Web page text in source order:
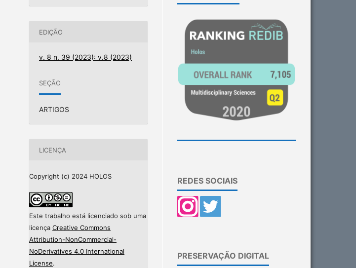
EDIÇÃO
v. 8 n. 39 (2023): v.8 (2023)
SEÇÃO
ARTIGOS
LICENÇA
Copyright (c) 2024 HOLOS
Este trabalho está licenciado sob uma
licença Creative Commons
Attribution-NonCommercial-
NoDerivatives 4.0 International
License.
REDES SOCIAIS
PRESERVAÇÃO DIGITAL